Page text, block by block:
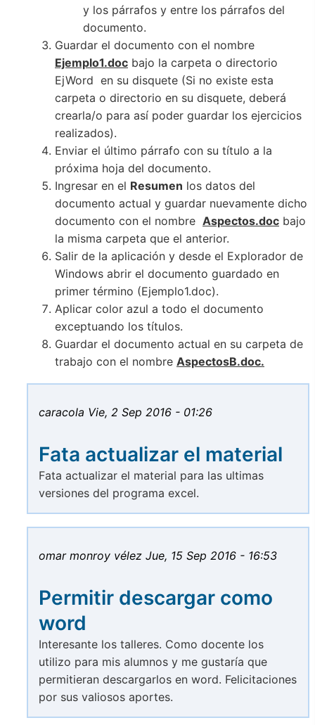
y los párrafos y entre los párrafos del
documento.
Guardar el documento con el nombre
Ejemplo1.doc bajo la carpeta o directorio
EjWord en su disquete (Si no existe esta
carpeta o directorio en su disquete, deberá
crearla/o para así poder guardar los ejercicios
realizados).
Enviar el último párrafo con su título a la
próxima hoja del documento.
Ingresar en el Resumen los datos del
documento actual y guardar nuevamente dicho
documento con el nombre Aspectos.doc bajo
la misma carpeta que el anterior.
Salir de la aplicación y desde el Explorador de
Windows abrir el documento guardado en
primer término (Ejemplo1.doc).
Aplicar color azul a todo el documento
exceptuando los títulos.
Guardar el documento actual en su carpeta de
trabajo con el nombre AspectosB.doc.
caracola Vie, 2 Sep 2016 - 01:26
Fata actualizar el material
Fata actualizar el material para las ultimas
versiones del programa excel.
omar monroy vélez Jue, 15 Sep 2016 - 16:53
Permitir descargar como
word
Interesante los talleres. Como docente los
utilizo para mis alumnos y me gustaría que
permitieran descargarlos en word. Felicitaciones
por sus valiosos aportes.